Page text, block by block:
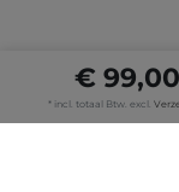
€
* incl. totaal Btw. excl.